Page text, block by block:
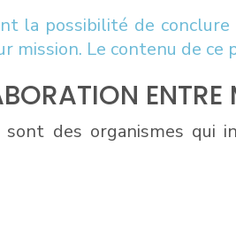
la possibilité de
mission. Le contenu de
des organismes qui